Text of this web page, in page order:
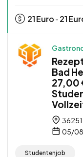
21Euro - 21
Bad
27,00
05/
Studentenjob